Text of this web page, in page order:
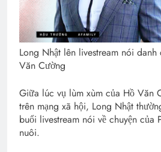
Long Nhật lên livestream nói
Văn Cường
Giữa lúc vụ lùm xùm của Hồ Văn
trên mạng xã hội, Long Nhật
buổi livestream nói về chuyện của
nuôi.